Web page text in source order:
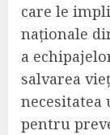
care le
naționale
a
salvarea
pentru